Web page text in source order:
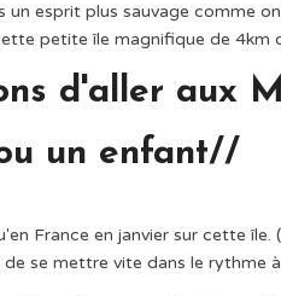
esprit plus sauvage comme
petite île magnifique de 4km
d'aller aux
un enfant//
France en janvier sur cette
se mettre vite dans le rythme